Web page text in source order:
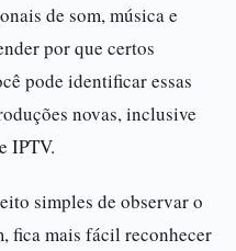
de som, música e
por que certos
pode identificar essas
novas, inclusive
IPTV.
simples de observar o
fica mais fácil reconhecer